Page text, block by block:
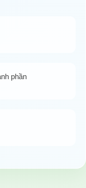
phần